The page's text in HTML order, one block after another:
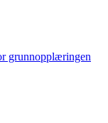
grunnopplæringen